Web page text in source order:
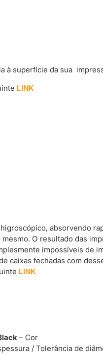
à superfície da sua
LINK
absorvendo
O resultado das
impossíveis de
caixas fechadas com
LINK
– Cor
/ Tolerância de